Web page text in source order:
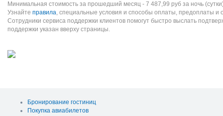
Минимальная стоимость за прошедший месяц - 7 487,99 руб за ночь
Узнайте правила, специальные условия и способы оплаты, предоплаты и
Сотрудники сервиса поддержки клиентов помогут быстро выслать
поддержки указан вверху страницы.
Бронирование гостиниц
Покупка авиабилетов